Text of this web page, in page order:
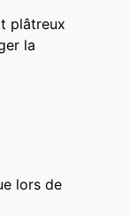
plâtreux
la
lors de